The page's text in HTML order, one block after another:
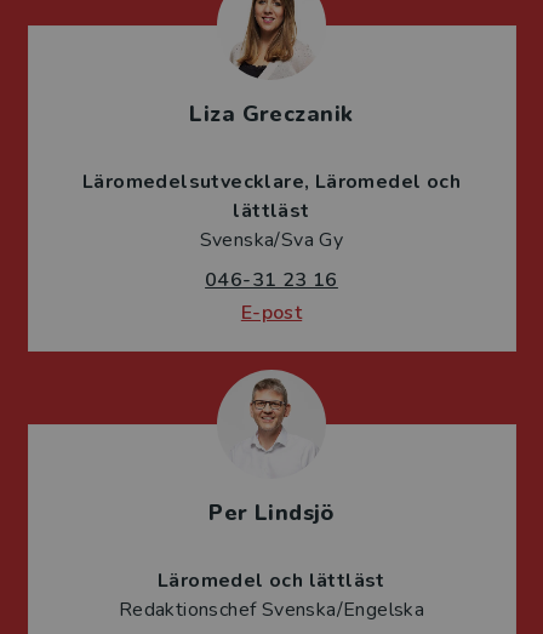
Liza Greczanik
Läromedelsutvecklare Läromedel och
lättläst
Svenska/Sva Gy
046-31 23 16
E-post
Per Lindsjö
Läromedel och lättläst
Redaktionschef Svenska/Engelska